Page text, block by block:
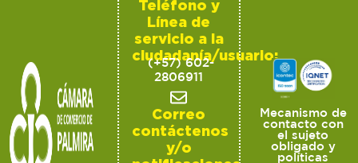
Teléfono y
Línea de
servicio a la
ciudadanía/usuario:
(+57) 602-
2806911
Correo
contáctenos
y/o
Mecanismo de
contacto con
el sujeto
obligado y
políticas